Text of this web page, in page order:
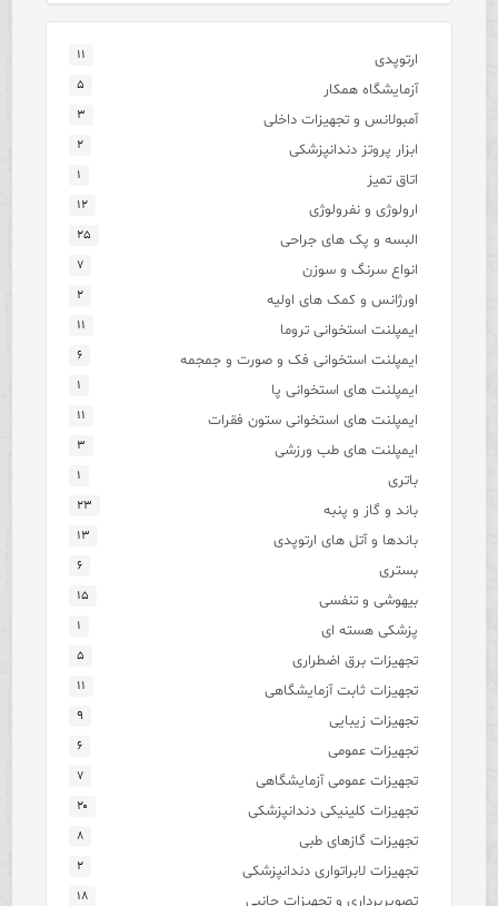
ارتوپدی ۱۱
آزمایشگاه همکار ۵
آمبولانس و تجهیزات داخلی ۳
ابزار پروتز دندانپزشکی ۲
اتاق تمیز ۱
ارولوژی و نفرولوژی ۱۲
البسه و پک های جراحی ۲۵
انواع سرنگ و سوزن ۷
اورژانس و کمک های اولیه ۲
ایمپلنت استخوانی تروما ۱۱
ایمپلنت استخوانی فک و صورت و جمجمه ۶
ایمپلنت های استخوانی پا ۱
ایمپلنت های استخوانی ستون فقرات ۱۱
ایمپلنت های طب ورزشی ۳
باتری ۱
باند و گاز و پنبه ۲۳
باندها و آتل های ارتوپدی ۱۳
بستری ۶
بیهوشی و تنفسی ۱۵
پزشکی هسته ای ۱
تجهیزات برق اضطراری ۵
تجهیزات ثابت آزمایشگاهی ۱۱
تجهیزات زیبایی ۹
تجهیزات عمومی ۶
تجهیزات عمومی آزمایشگاهی ۷
تجهیزات کلینیکی دندانپزشکی ۲۰
تجهیزات گازهای طبی ۸
تجهیزات لابراتواری دندانپزشکی ۲
تصویربرداری و تجهیزات جانبی ۱۸